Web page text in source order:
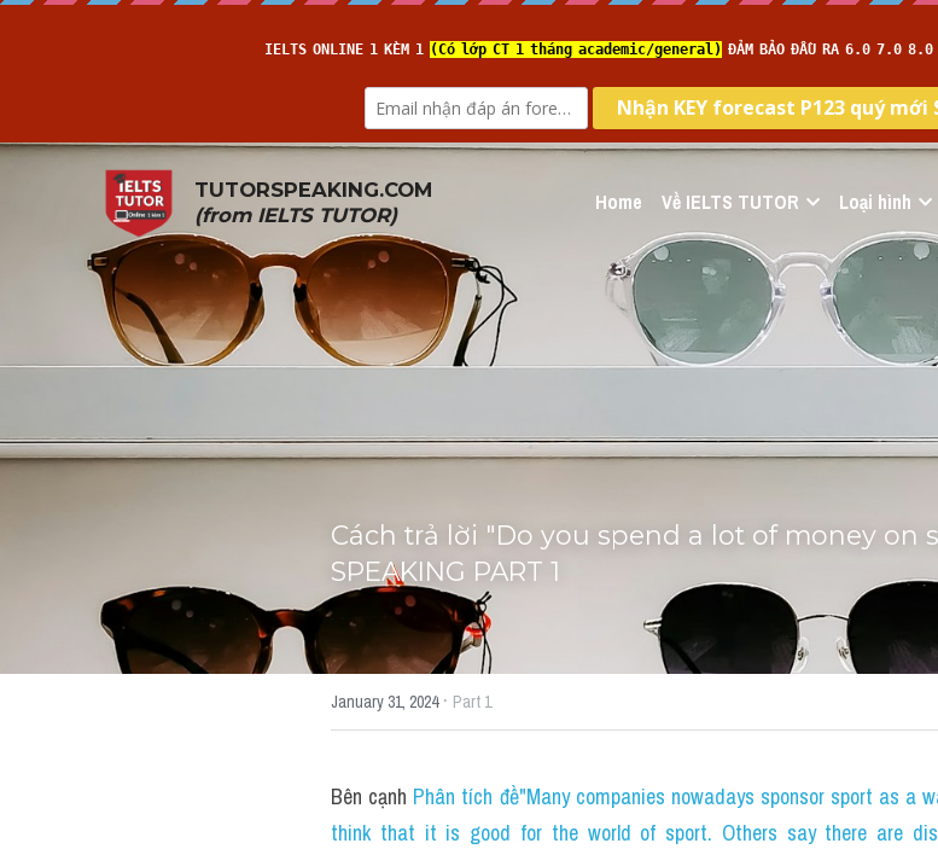
TUTORSPEAKING.COM
(from IELTS TUTOR) Home Về IELTS TUTOR Loại hình
Cách trả lời "Do you spend a lot of money on
SPEAKING PART 1
January 31, 2024· Part 1
Bên cạnh Phân tích đề"Many companies nowadays sponsor sport as a
think that it is good for the world of sport. Others say there are